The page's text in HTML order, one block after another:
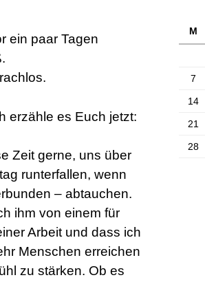
ein paar Tagen
erzähle es Euch jetzt:
Zeit gerne, uns über
runterfallen, wenn
– abtauchen.
ihm von einem für
Arbeit und dass ich
Menschen erreichen
zu stärken. Ob es
M
7
14
21
28